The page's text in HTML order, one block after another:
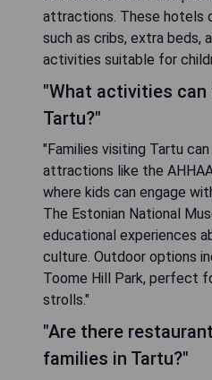
attractions. These hotels
such as cribs, extra beds,
activities suitable for
"What activities
Tartu?"
"Families visiting Tartu
attractions like the
where kids can engage
The Estonian National
educational experiences
culture. Outdoor options
Toome Hill Park, perfect
strolls."
"Are there
families in Tartu?"